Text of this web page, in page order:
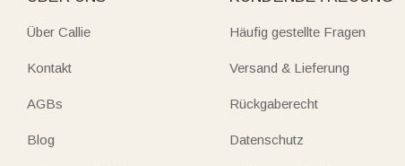
Über Callie
Kontakt
AGBs
Blog
Häufig gestellte Fragen
Versand & Lieferung
Rückgaberecht
Datenschutz